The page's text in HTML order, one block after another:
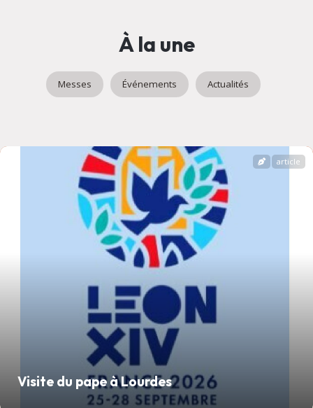
À la une
Messes Événements Actualités
Visite du pape à Lourdes
article